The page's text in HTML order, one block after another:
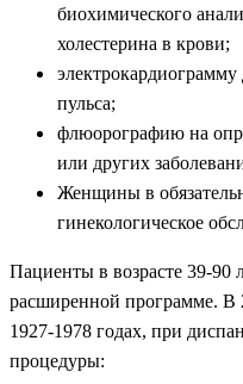
биохимического
холестерина в крови;
пульса;
флюорографию на
или других
Женщины в
гинекологическое
Пациенты в возрасте 39-90
расширенной программе. В
1927-1978 годах, при
процедуры: